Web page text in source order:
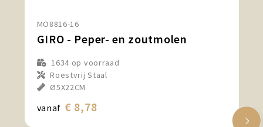
MO8816-16
GIRO - Peper- en zoutmolen
1634 op voorraad
Roestvrij Staal
Ø5X22CM
vanaf € 8,78